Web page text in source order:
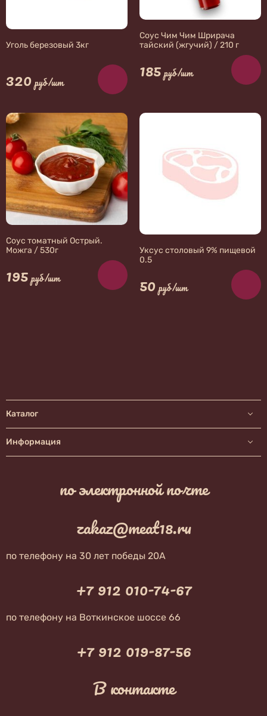
Уголь березовый 3кг
320 руб/шт
Соус Чим Чим Шрирача
тайский (жгучий) / 210 г
185 руб/шт
Соус томатный Острый.
Можга / 530г
195 руб/шт
Уксус столовый 9% пищевой
0.5
50 руб/шт
Каталог
Информация
по электронной почте
zakaz@meat18.ru
по телефону на 30 лет победы 20А
+7 912 010-74-67
по телефону на Воткинское шоссе 66
+7 912 019-87-56
В контакте